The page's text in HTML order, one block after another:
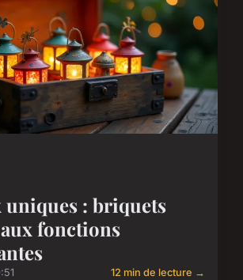
uniques : briquets
fonctions
12 min de lecture →